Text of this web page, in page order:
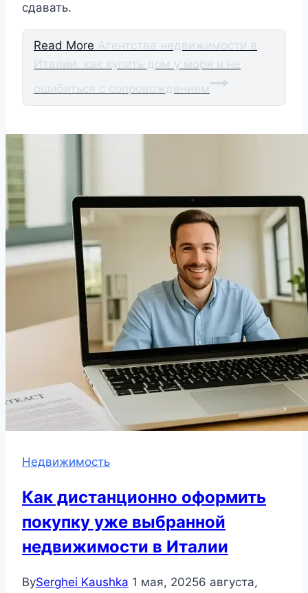
сдавать.
Read More Агентства недвижимости в
Италии: как купить дом у моря и не
ошибиться с сопровождением
Недвижимость
Как дистанционно оформить
покупку уже выбранной
недвижимости в Италии
BySerghei Kaushka 1 мая, 20256 августа,